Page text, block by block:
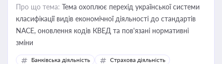
Про що тема: Тема охоплює перехід української системи
класифікації видів економічної діяльності до стандартів
NACE, оновлення кодів КВЕД та пов'язані нормативні
зміни
Банківська діяльність
Страхова діяльність